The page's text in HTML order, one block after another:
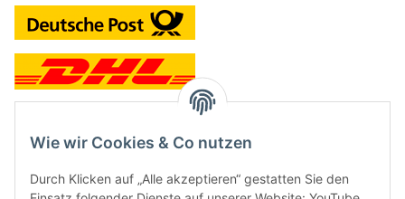
Neben dem Onlineshop haben wir ein Ladengeschäft in Hütten:
Wie wir Cookies & Co nutzen
Durch Klicken auf „Alle akzeptieren“ gestatten Sie den